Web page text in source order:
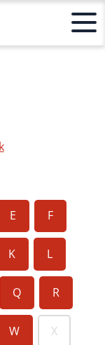
E F
K L
Q R
W X